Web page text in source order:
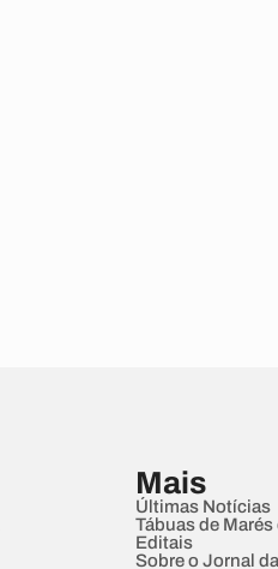
Mais
Últimas Notícias
Tábuas de
Editais
Sobre o Jornal